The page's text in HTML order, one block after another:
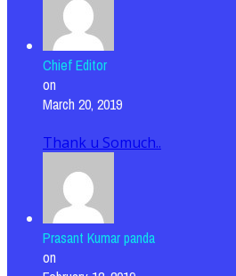
Chief Editor
on
March 20, 2019
Thank u Somuch..
Prasant Kumar panda
on